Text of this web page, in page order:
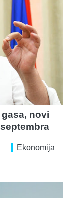
novi
Ekonomija